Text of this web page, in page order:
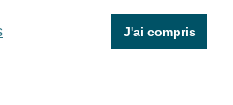
J'ai compris